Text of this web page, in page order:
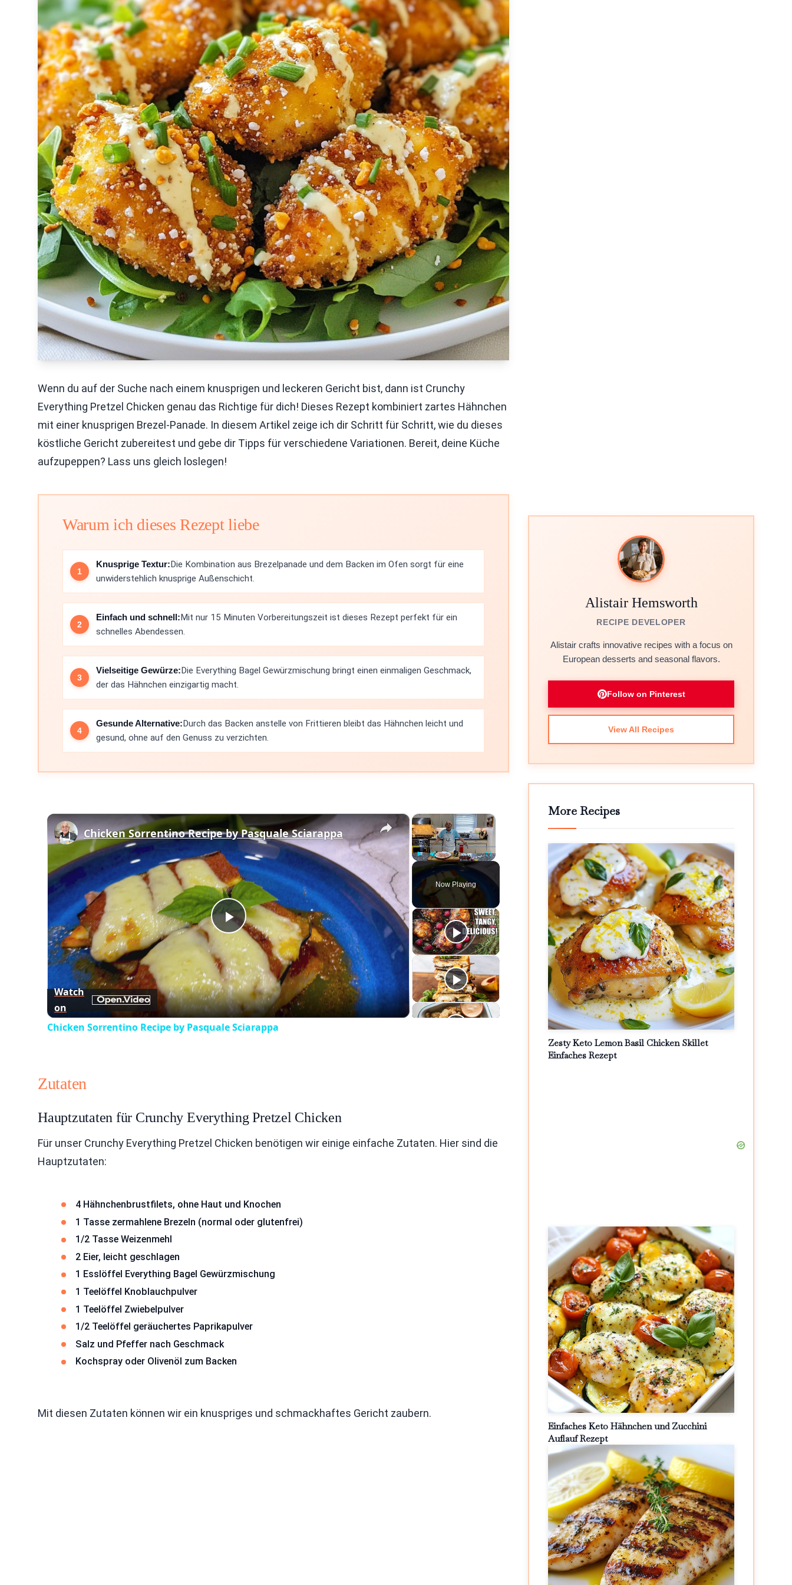
Wenn du auf der Suche nach einem knusprigen und leckeren Gericht bist, dann ist Crunchy
Everything Pretzel Chicken genau das Richtige für dich! Dieses Rezept kombiniert zartes Hähnchen
mit einer knusprigen Brezel-Panade. In diesem Artikel zeige ich dir Schritt für Schritt, wie du dieses
köstliche Gericht zubereitest und gebe dir Tipps für verschiedene Variationen. Bereit, deine Küche
aufzupeppen? Lass uns gleich loslegen!
Warum ich dieses Rezept liebe
Knusprige Textur:Die Kombination aus Brezelpanade und dem Backen im Ofen sorgt für eine
unwiderstehlich knusprige Außenschicht.
Einfach und schnell:Mit nur 15 Minuten Vorbereitungszeit ist dieses Rezept perfekt für ein
schnelles Abendessen.
Vielseitige Gewürze:Die Everything Bagel Gewürzmischung bringt einen einmaligen Geschmack,
der das Hähnchen einzigartig macht.
Gesunde Alternative:Durch das Backen anstelle von Frittieren bleibt das Hähnchen leicht und
gesund, ohne auf den Genuss zu verzichten.
×
Play Unmute Fullscreen
Now Playing
×
Play
Video
Chicken Sorrentino Recipe by Pasquale Sciarappa
Watch
on
Chicken Sorrentino Recipe by Pasquale Sciarappa
Zutaten
Hauptzutaten für Crunchy Everything Pretzel Chicken
Für unser Crunchy Everything Pretzel Chicken benötigen wir einige einfache Zutaten. Hier sind die
Hauptzutaten:
4 Hähnchenbrustfilets, ohne Haut und Knochen
1 Tasse zermahlene Brezeln (normal oder glutenfrei)
1/2 Tasse Weizenmehl
2 Eier, leicht geschlagen
1 Esslöffel Everything Bagel Gewürzmischung
1 Teelöffel Knoblauchpulver
1 Teelöffel Zwiebelpulver
1/2 Teelöffel geräuchertes Paprikapulver
Salz und Pfeffer nach Geschmack
Kochspray oder Olivenöl zum Backen
Mit diesen Zutaten können wir ein knuspriges und schmackhaftes Gericht zaubern.
Alistair Hemsworth
RECIPE DEVELOPER
Alistair crafts innovative recipes with a focus on
European desserts and seasonal flavors.
Follow on Pinterest
View All Recipes
More Recipes
Zesty Keto Lemon Basil Chicken Skillet
Einfaches Rezept
Einfaches Keto Hähnchen und Zucchini
Auflauf Rezept